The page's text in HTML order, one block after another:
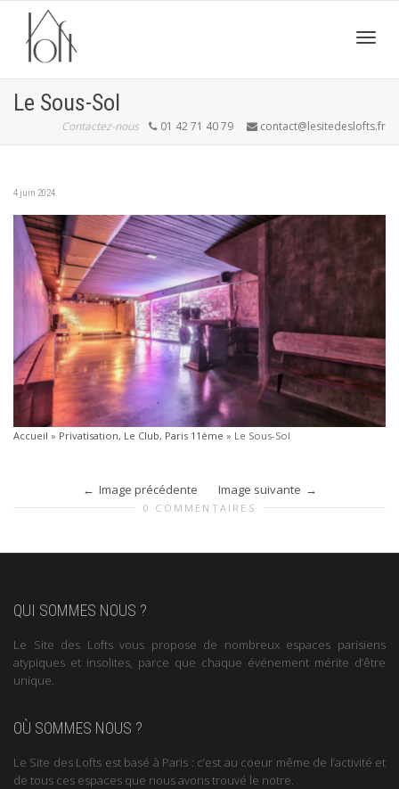
Le Sous-Sol
Contactez-nous 01 42 71 40 79 contact@lesitedeslofts.fr
4 juin 2024
Accueil » Privatisation, Le Club, Paris 11ème » Le Sous-Sol
Image précédente Image suivante
0 COMMENTAIRES
QUI SOMMES NOUS ?
Le Site des Lofts vous propose de nombreux espaces parisiens
atypiques et insolites, parce que chaque événement mérite d’être
unique.
OÙ SOMMES NOUS ?
Le Site des Lofts est basé à Paris : c’est au coeur même de l’activité et
de tous ces espaces que nous avons trouvé le notre.